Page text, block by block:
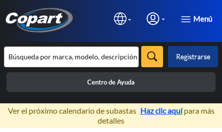
Menú
Registrarse
Centro de Ayuda
×
Ver el próximo calendario de subastas Haz clic aquípara más
detalles